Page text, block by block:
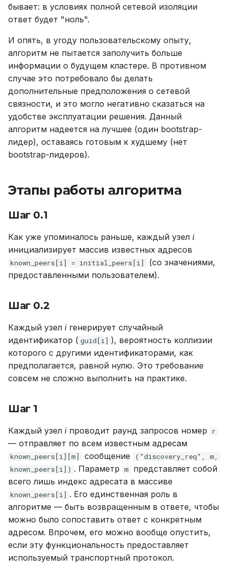
бывает: в условиях полной сетевой изоляции
ответ будет "ноль".
И опять, в угоду пользовательскому опыту,
алгоритм не пытается заполучить больше
информации о будущем кластере. В противном
случае это потребовало бы делать
дополнительные предположения о сетевой
связности, и это могло негативно сказаться на
удобстве эксплуатации решения. Данный
алгоритм надеется на лучшее (один bootstrap-
лидер), оставаясь готовым к худшему (нет
bootstrap-лидеров).
Этапы работы алгоритма
Шаг 0.1
Как уже упоминалось раньше, каждый узел i
инициализирует массив известных адресов
known_peers[i] = initial_peers[i]
(со значениями,
предоставленными пользователем).
Шаг 0.2
Каждый узел i генерирует случайный
идентификатор ( guid[i] ), вероятность коллизии
которого с другими идентификаторами, как
предполагается, равной нулю. Это требование
совсем не сложно выполнить на практике.
Шаг 1
Каждый узел i проводит раунд запросов номер r
— отправляет по всем известным адресам
known_peers[i][m] сообщение
("discovery_req", m,
known_peers[i]) . Параметр m
представляет собой
всего лишь индекс адресата в массиве
known_peers[i] . Его единственная роль в
алгоритме — быть возвращенным в ответе, чтобы
можно было сопоставить ответ с конкретным
адресом. Впрочем, его можно вообще опустить,
если эту функциональность предоставляет
используемый транспортный протокол.